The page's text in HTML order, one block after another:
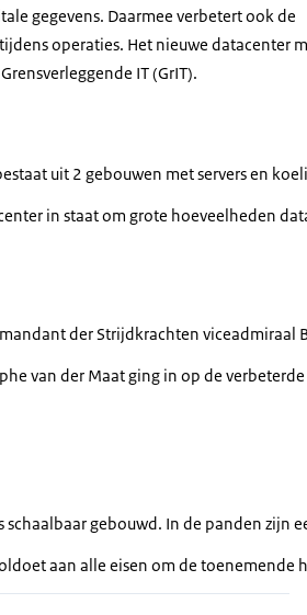
gegevens. Daarmee verbetert ook de
operaties. Het nieuwe datacenter
IT (GrIT).
servers in een datacentrum
uit 2 gebouwen met servers en
in staat om grote hoeveelheden
der Strijdkrachten
van der Maat ging in op de
Commandant der Strijdkrachten
schaalbaar gebouwd. In de panden zijn
aan alle eisen om de